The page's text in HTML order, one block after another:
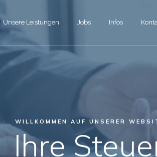
Unsere Leistungen Jobs Infos
WILLKOMMEN AUF UNSERER
Ihre